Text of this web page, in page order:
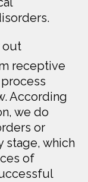
out
receptive
According
we do
or
stage, which
of